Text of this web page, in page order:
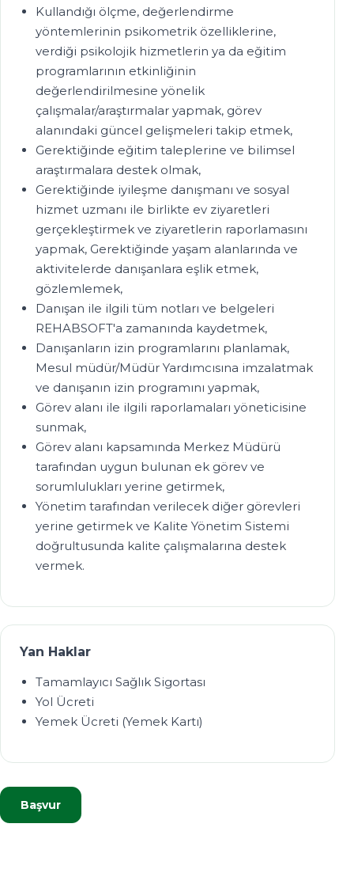
Kullandığı ölçme, değerlendirme
yöntemlerinin psikometrik özelliklerine,
verdiği psikolojik hizmetlerin ya da eğitim
programlarının etkinliğinin
değerlendirilmesine yönelik
çalışmalar/araştırmalar yapmak, görev
alanındaki güncel gelişmeleri takip etmek,
Gerektiğinde eğitim taleplerine ve bilimsel
araştırmalara destek olmak,
Gerektiğinde iyileşme danışmanı ve sosyal
hizmet uzmanı ile birlikte ev ziyaretleri
gerçekleştirmek ve ziyaretlerin raporlamasını
yapmak, Gerektiğinde yaşam alanlarında ve
aktivitelerde danışanlara eşlik etmek,
gözlemlemek,
Danışan ile ilgili tüm notları ve belgeleri
REHABSOFT'a zamanında kaydetmek,
Danışanların izin programlarını planlamak,
Mesul müdür/Müdür Yardımcısına imzalatmak
ve danışanın izin programını yapmak,
Görev alanı ile ilgili raporlamaları yöneticisine
sunmak,
Görev alanı kapsamında Merkez Müdürü
tarafından uygun bulunan ek görev ve
sorumlulukları yerine getirmek,
Yönetim tarafından verilecek diğer görevleri
yerine getirmek ve Kalite Yönetim Sistemi
doğrultusunda kalite çalışmalarına destek
vermek.
Yan Haklar
Tamamlayıcı Sağlık Sigortası
Yol Ücreti
Yemek Ücreti (Yemek Kartı)
Başvur